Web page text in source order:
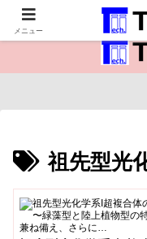
医療保健
祖先型光
メニュー